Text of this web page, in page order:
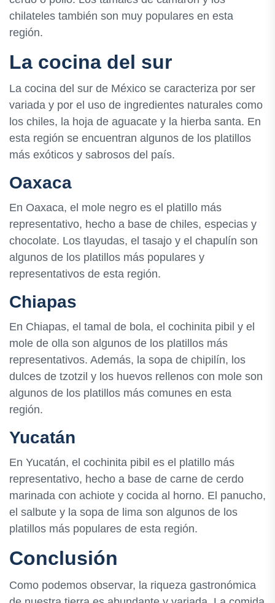
chilateles también son muy populares en esta
región.
La cocina del sur
La cocina del sur de México se caracteriza por ser
variada y por el uso de ingredientes naturales como
los chiles, la hoja de aguacate y la hierba santa. En
esta región se encuentran algunos de los platillos
más exóticos y sabrosos del país.
Oaxaca
En Oaxaca, el mole negro es el platillo más
representativo, hecho a base de chiles, especias y
chocolate. Los tlayudas, el tasajo y el chapulín son
algunos de los platillos más populares y
representativos de esta región.
Chiapas
En Chiapas, el tamal de bola, el cochinita pibil y el
mole de olla son algunos de los platillos más
representativos. Además, la sopa de chipilín, los
dulces de tzotzil y los huevos rellenos con mole son
algunos de los platillos más comunes en esta
región.
Yucatán
En Yucatán, el cochinita pibil es el platillo más
representativo, hecho a base de carne de cerdo
marinada con achiote y cocida al horno. El panucho,
el salbute y la sopa de lima son algunos de los
platillos más populares de esta región.
Conclusión
Como podemos observar, la riqueza gastronómica